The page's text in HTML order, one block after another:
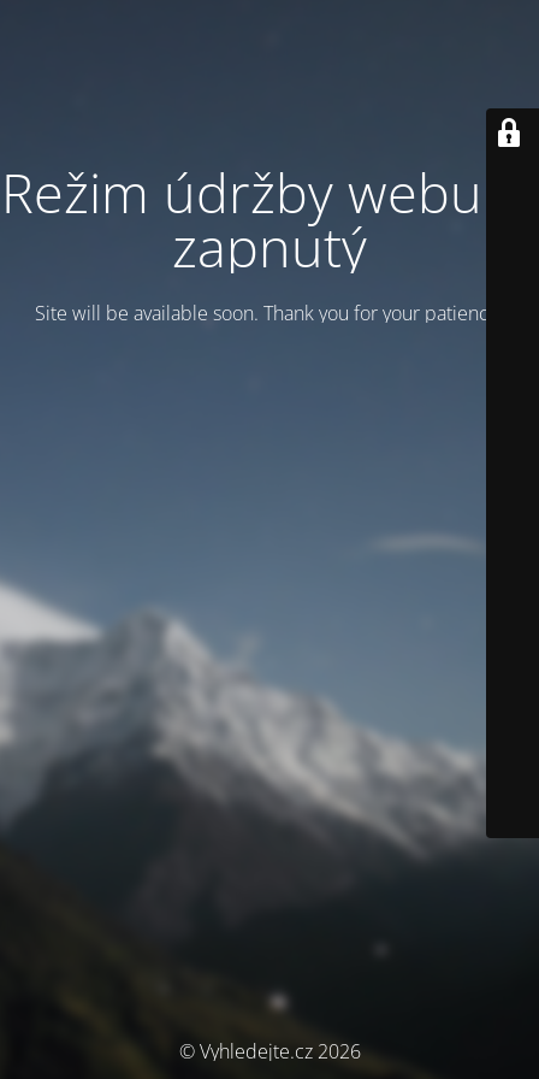
Režim údržby webu je
zapnutý
Site will be available soon. Thank you for your patience!
© Vyhledejte.cz 2026